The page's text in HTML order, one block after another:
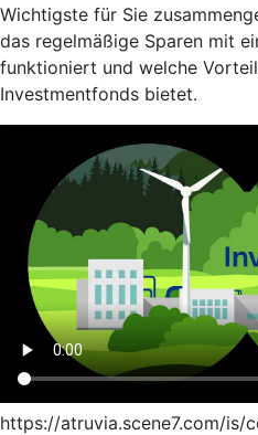
Wichtigste für Sie
das regelmäßige Sparen mit
funktioniert und welche
Investmentfonds bietet.
https://atruvia.scene7.com/